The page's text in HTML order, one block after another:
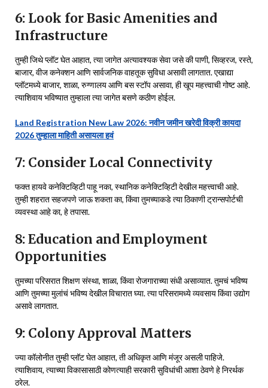
6: Look for Basic Amenities and
Infrastructure
तुम्ही जिथे प्लॉट घेत आहात, त्या जागेत अत्यावश्यक सेवा जसे की पाणी, सिव्हरज, रस्ते,
बाजार, वीज कनेक्शन आणि सार्वजनिक वाहतूक सुविधा असावी लागतात. एखाद्या
प्लॉटमध्ये बाजार, शाळा, रुग्णालय आणि बस स्टॉप असावा, ही खूप महत्त्वाची गोष्ट आहे.
त्याशिवाय भविष्यात तुम्हाला त्या जागेत बसणे कठीण होईल.
Land Registration New Law 2026: नवीन जमीन खरेदी विक्री कायदा
2026 तुम्हाला माहिती असायला हवं
7: Consider Local Connectivity
फक्त हायवे कनेक्टिव्हिटी पाहू नका, स्थानिक कनेक्टिव्हिटी देखील महत्त्वाची आहे.
तुम्ही शहरात सहजपणे जाऊ शकता का, किंवा तुमच्याकडे त्या ठिकाणी ट्रान्सपोर्टची
व्यवस्था आहे का, हे तपासा.
8: Education and Employment
Opportunities
तुमच्या परिसरात शिक्षण संस्था, शाळा, किंवा रोजगाराच्या संधी असाव्यात. तुमचं भविष्य
आणि तुमच्या मुलांचं भविष्य देखील विचारात घ्या. त्या परिसरामध्ये व्यवसाय किंवा उद्योग
असावे लागतात.
9: Colony Approval Matters
ज्या कॉलोनीत तुम्ही प्लॉट घेत आहात, ती अधिकृत आणि मंजूर असली पाहिजे.
त्याशिवाय, त्याच्या विकासासाठी कोणत्याही सरकारी सुविधांची आशा ठेवणे हे निरर्थक
ठरेल.